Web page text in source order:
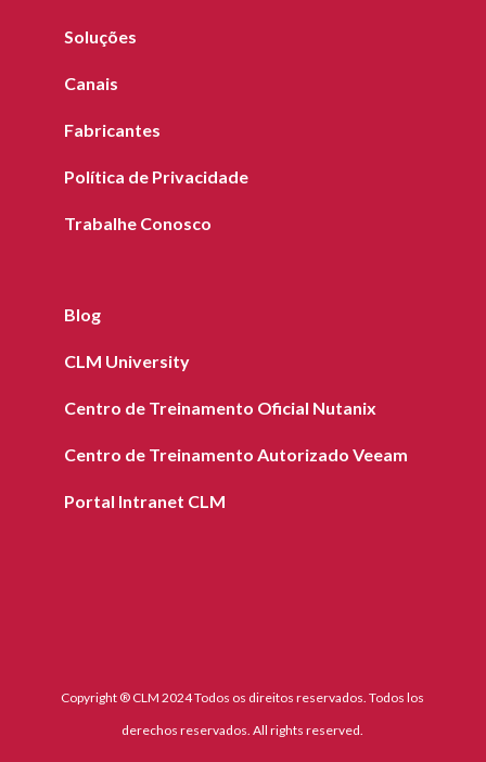
Soluções
Canais
Fabricantes
Política de Privacidade
Trabalhe Conosco
Blog
CLM University
Centro de Treinamento Oficial Nutanix
Centro de Treinamento Autorizado Veeam
Portal Intranet CLM
Copyright ® CLM 2024 Todos os direitos reservados. Todos los
derechos reservados. All rights reserved.